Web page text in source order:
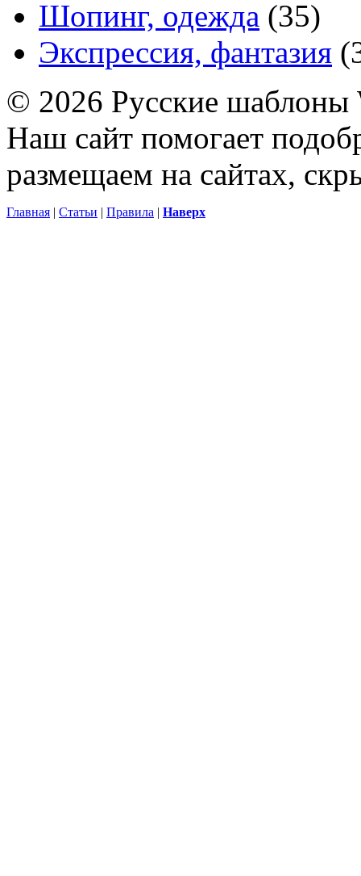
Шопинг, одежда (35)
Экспрессия, фантазия
© 2026 Русские шаблоны
Наш сайт помогает
размещаем на сайтах,
Главная | Статьи | Правила | Наверх